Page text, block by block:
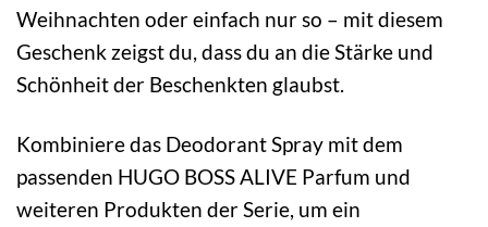
Weihnachten oder einfach nur so – mit diesem
Geschenk zeigst du, dass du an die Stärke und
Schönheit der Beschenkten glaubst.
Kombiniere das Deodorant Spray mit dem
passenden HUGO BOSS ALIVE Parfum und
weiteren Produkten der Serie, um ein